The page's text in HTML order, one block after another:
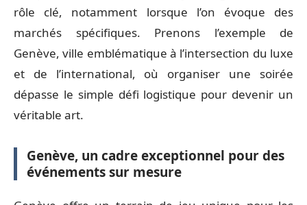
rôle clé, notamment lorsque l’on évoque des
marchés spécifiques. Prenons l’exemple de
Genève, ville emblématique à l’intersection du luxe
et de l’international, où organiser une soirée
dépasse le simple défi logistique pour devenir un
véritable art.
Genève, un cadre exceptionnel pour des
événements sur mesure